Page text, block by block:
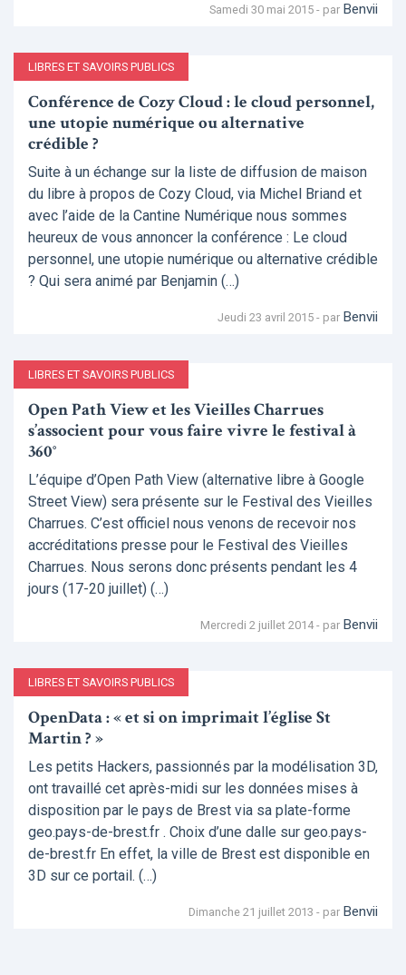
Samedi 30 mai 2015 - par Benvii
LIBRES ET SAVOIRS PUBLICS
Conférence de Cozy Cloud : le cloud personnel,
une utopie numérique ou alternative
crédible ?
Suite à un échange sur la liste de diffusion de maison
du libre à propos de Cozy Cloud, via Michel Briand et
avec l’aide de la Cantine Numérique nous sommes
heureux de vous annoncer la conférence : Le cloud
personnel, une utopie numérique ou alternative crédible
? Qui sera animé par Benjamin (…)
Jeudi 23 avril 2015 - par Benvii
LIBRES ET SAVOIRS PUBLICS
Open Path View et les Vieilles Charrues
s’associent pour vous faire vivre le festival à
360°
L’équipe d’Open Path View (alternative libre à Google
Street View) sera présente sur le Festival des Vieilles
Charrues. C’est officiel nous venons de recevoir nos
accréditations presse pour le Festival des Vieilles
Charrues. Nous serons donc présents pendant les 4
jours (17-20 juillet) (…)
Mercredi 2 juillet 2014 - par Benvii
LIBRES ET SAVOIRS PUBLICS
OpenData : « et si on imprimait l’église St
Martin ? »
Les petits Hackers, passionnés par la modélisation 3D,
ont travaillé cet après-midi sur les données mises à
disposition par le pays de Brest via sa plate-forme
geo.pays-de-brest.fr . Choix d’une dalle sur geo.pays-
de-brest.fr En effet, la ville de Brest est disponible en
3D sur ce portail. (…)
Dimanche 21 juillet 2013 - par Benvii